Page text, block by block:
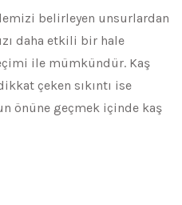
belirleyen unsurlardan
daha etkili bir hale
ile mümkündür. Kaş
çeken sıkıntı ise
önüne geçmek içinde kaş